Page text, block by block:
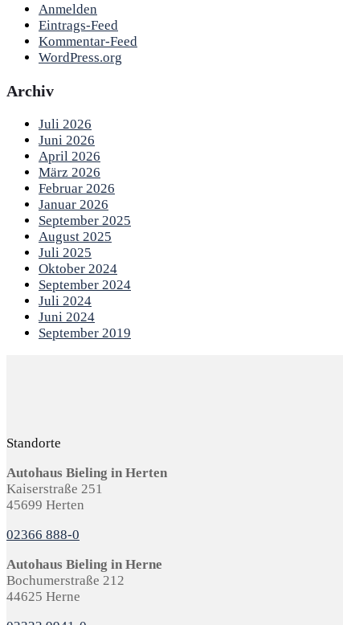
Anmelden
Eintrags-Feed
Kommentar-Feed
WordPress.org
Archiv
Juli 2026
Juni 2026
April 2026
März 2026
Februar 2026
Januar 2026
September 2025
August 2025
Juli 2025
Oktober 2024
September 2024
Juli 2024
Juni 2024
September 2019
Standorte
Autohaus Bieling in Herten
Kaiserstraße 251
45699 Herten
02366 888-0
Autohaus Bieling in Herne
Bochumerstraße 212
44625 Herne